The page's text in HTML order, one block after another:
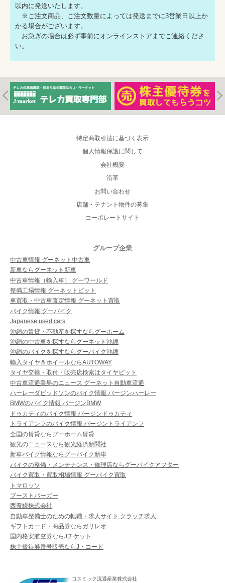
以内に発送いたします。
※ご注文商品、ご注文数量によっては発送までに3営業日以上か
かる場合がございます。
お急ぎの場合は必ず事前にオンラインストアまでご連絡くださ
い。
特定商取引法に基づく表示
個人情報保護に関して
会社概要
沿革
お問い合わせ
店舗・テナント物件の募集
コーポレートサイト
グループ企業
中古車情報 グーネット中古車
新車ならグーネット新車
中古車情報（輸入車） グーワールド
整備工場情報 グーネットピット
車買取・中古車査定情報 グーネット買取
バイク情報 グーバイク
Japanese used cars
沖縄の賃貸・不動産を探すならグーホーム
沖縄の中古車を探すならグーネット沖縄
沖縄のバイクを探すならグーバイク沖縄
輸入タイヤ＆ホイールならAUTOWAY
タイヤ交換・取付・販売店検索はタイヤピット
中古車流通業界のニュース グーネット自動車流通
ハーレーダビッドソンのバイク情報 バージンハーレー
BMWのバイク情報 バージンBMW
ドゥカティのバイク情報 バージンドゥカティ
トライアンフのバイク情報 バージントライアンフ
全国の賃貸ならグーホーム賃貸
観光のニュースなら観光経済新聞社
新車バイク情報ならグーバイク新車
バイクの整備・メンテナンス・修理店ならグーバイクアフター
バイク買取・買取相場情報 グーバイク買取
トマロッソ
ブーストバーガー
西養鰻株式会社
自動車整備士のための転職・求人サイト クラッチ求人
ギフトカード・商品券ならガリレオ
国内格安航空券ならJチケット
株主優待券番号販売ならJ・コード
コスミック流通産業株式会社